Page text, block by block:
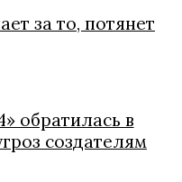
за то, потянет
обратилась в
создателям